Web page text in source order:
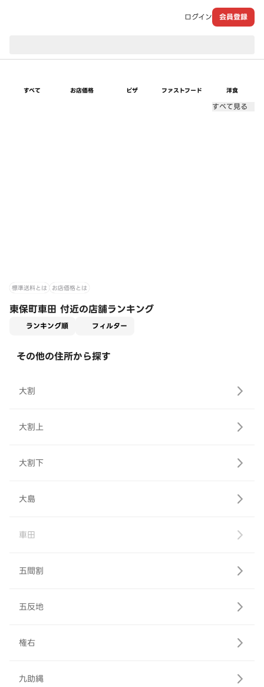
ログイン 会員登録
すべて お店価格 ピザ ファストフード 洋食
すべて見る
標準送料とは お店価格とは
東保町車田 付近の店舗ランキング
ランキング順 フィルター
その他の住所から探す
大割
大割上
大割下
大島
車田
五間割
五反地
権右
九助縄